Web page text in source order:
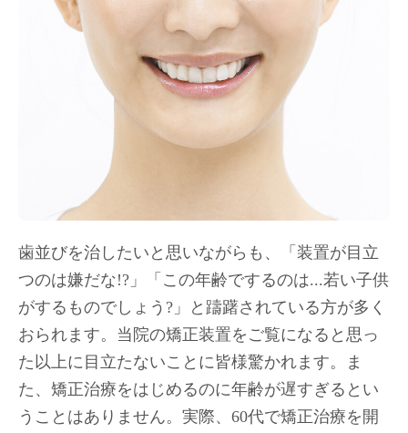
歯並びを治したいと思いながらも、「装置が目立
つのは嫌だな!?」「この年齢でするのは...若い子供
がするものでしょう?」と躊躇されている方が多く
おられます。当院の矯正装置をご覧になると思っ
た以上に目立たないことに皆様驚かれます。ま
た、矯正治療をはじめるのに年齢が遅すぎるとい
うことはありません。実際、60代で矯正治療を開